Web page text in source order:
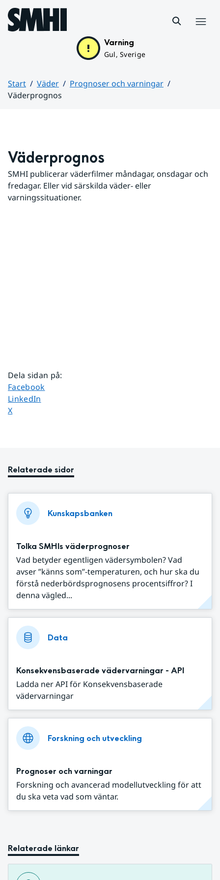
Hoppa till sidans innehåll
Varning
Gul, Sverige
Start Väder
Prognoser och varningar
Väderprognos
Väderprognos
SMHI publicerar väderfilmer måndagar, onsdagar och
fredagar. Eller vid särskilda väder- eller
varningssituationer.
Dela sidan på:
Dela sidan på
Facebook
Dela sidan på
LinkedIn
Dela sidan på
X
Relaterade sidor
Kunskapsbanken
Tolka SMHIs väderprognoser
Vad betyder egentligen vädersymbolen? Vad
avser ”känns som”-temperaturen, och hur ska du
förstå nederbördsprognosens procentsiffror? I
denna vägled...
Data
Konsekvensbaserade vädervarningar - API
Ladda ner API för Konsekvensbaserade
vädervarningar
Forskning och utveckling
Prognoser och varningar
Forskning och avancerad modellutveckling för att
du ska veta vad som väntar.
Relaterade länkar